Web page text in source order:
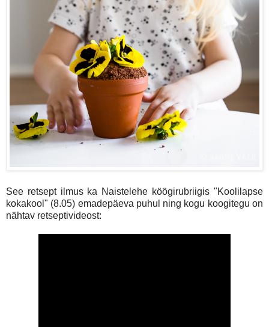
See retsept ilmus ka Naistelehe köögirubriigis "Koolilapse
kokakool" (8.05) emadepäeva puhul ning kogu koogitegu on
nähtav retseptivideost: